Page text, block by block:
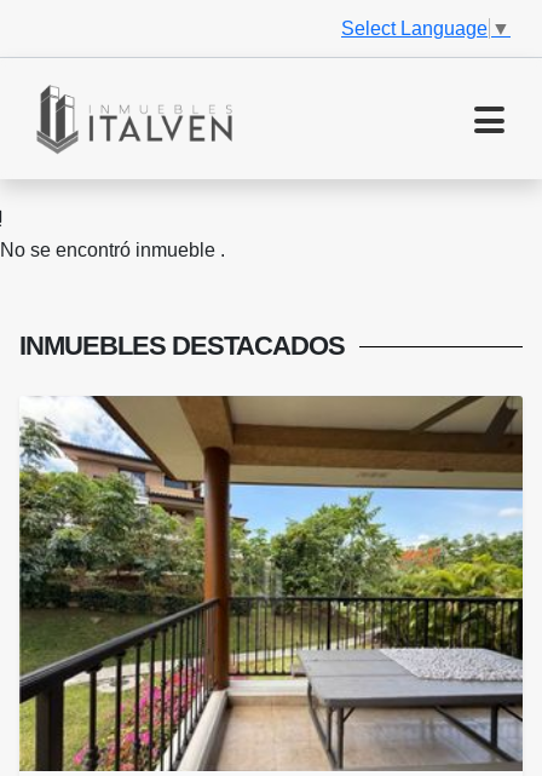
Select Language ▼
No se encontró inmueble .
INMUEBLES DESTACADOS